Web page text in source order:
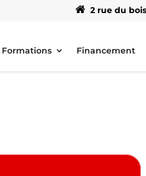
2 rue du
Formations Financement